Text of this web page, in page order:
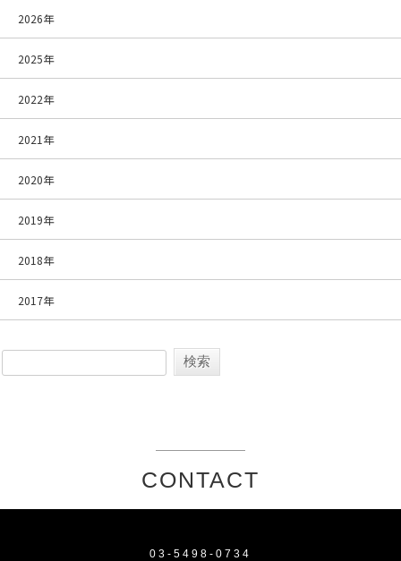
2026年
2025年
2022年
2021年
2020年
2019年
2018年
2017年
CONTACT
03-5498-0734